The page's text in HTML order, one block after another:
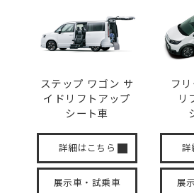
ステップ ワゴン サ
イド リフトアップ
シート車
詳細はこちら
展示車・試乗車
フ
リ
詳
展